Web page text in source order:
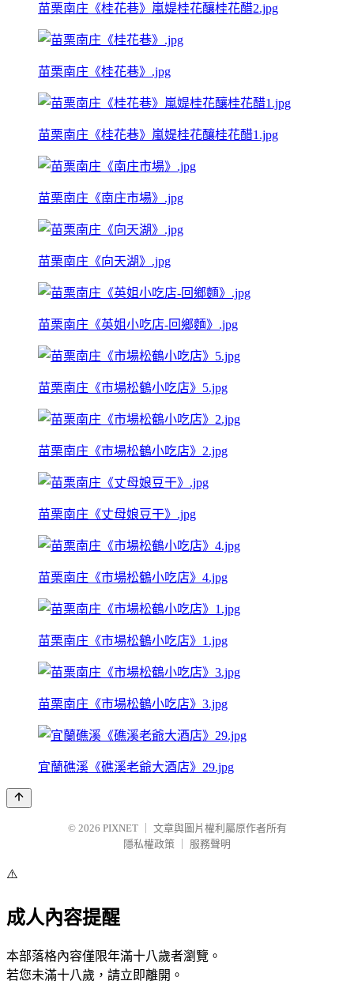
苗栗南庄《桂花巷》嵐媞桂花釀桂花醋2.jpg
苗栗南庄《桂花巷》.jpg
苗栗南庄《桂花巷》嵐媞桂花釀桂花醋1.jpg
苗栗南庄《南庄市場》.jpg
苗栗南庄《向天湖》.jpg
苗栗南庄《英姐小吃店-回鄉麵》.jpg
苗栗南庄《市場松鶴小吃店》5.jpg
苗栗南庄《市場松鶴小吃店》2.jpg
苗栗南庄《丈母娘豆干》.jpg
苗栗南庄《市場松鶴小吃店》4.jpg
苗栗南庄《市場松鶴小吃店》1.jpg
苗栗南庄《市場松鶴小吃店》3.jpg
宜蘭礁溪《礁溪老爺大酒店》29.jpg
© 2026 PIXNET
文章與圖片權利屬原作者所有
隱私權政策
服務聲明
⚠️
成人內容提醒
本部落格內容僅限年滿十八歲者瀏覽。
若您未滿十八歲，請立即離開。